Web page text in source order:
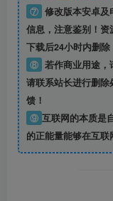
⑦ 修改版本安卓及
信息，注意鉴别！资
下载后24小时内删除
⑧ 若作商业用途，
请联系站长进行删
馈！
⑨ 互联网的本质是
的正能量能够在互联